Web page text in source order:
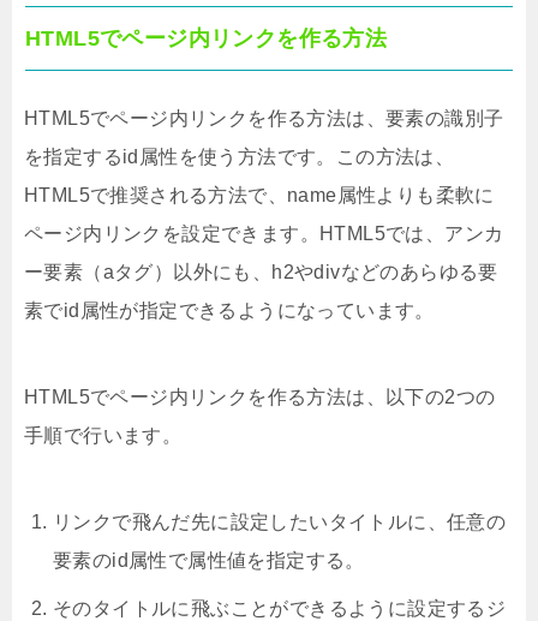
HTML5でページ内リンクを作る方法
HTML5でページ内リンクを作る方法は、要素の識別子
を指定するid属性を使う方法です。この方法は、
HTML5で推奨される方法で、name属性よりも柔軟に
ページ内リンクを設定できます。HTML5では、アンカ
ー要素（aタグ）以外にも、h2やdivなどのあらゆる要
素でid属性が指定できるようになっています。
HTML5でページ内リンクを作る方法は、以下の2つの
手順で行います。
リンクで飛んだ先に設定したいタイトルに、任意の
要素のid属性で属性値を指定する。
そのタイトルに飛ぶことができるように設定するジ